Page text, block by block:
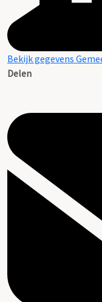
Bekijk gegevens
Delen